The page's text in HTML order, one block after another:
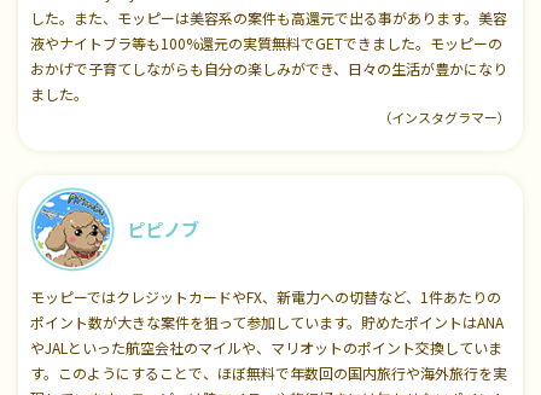
した。また、モッピーは美容系の案件も高還元で出る事があります。美容
液やナイトブラ等も100%還元の実質無料でGETできました。モッピーの
おかげで子育てしながらも自分の楽しみができ、日々の生活が豊かになり
ました。
（インスタグラマー）
ピピノブ
モッピーではクレジットカードやFX、新電力への切替など、1件あたりの
ポイント数が大きな案件を狙って参加しています。貯めたポイントはANA
やJALといった航空会社のマイルや、マリオットのポイント交換していま
す。このようにすることで、ほぼ無料で年数回の国内旅行や海外旅行を実